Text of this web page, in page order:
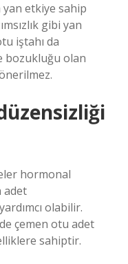
etkiye sahip
gibi yan
iştahı da
bozukluğu olan
hormonal
adet
olabilir.
çemen otu adet
sahiptir.